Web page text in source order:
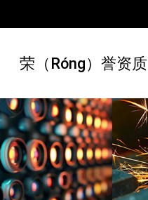
荣（róng）誉资质